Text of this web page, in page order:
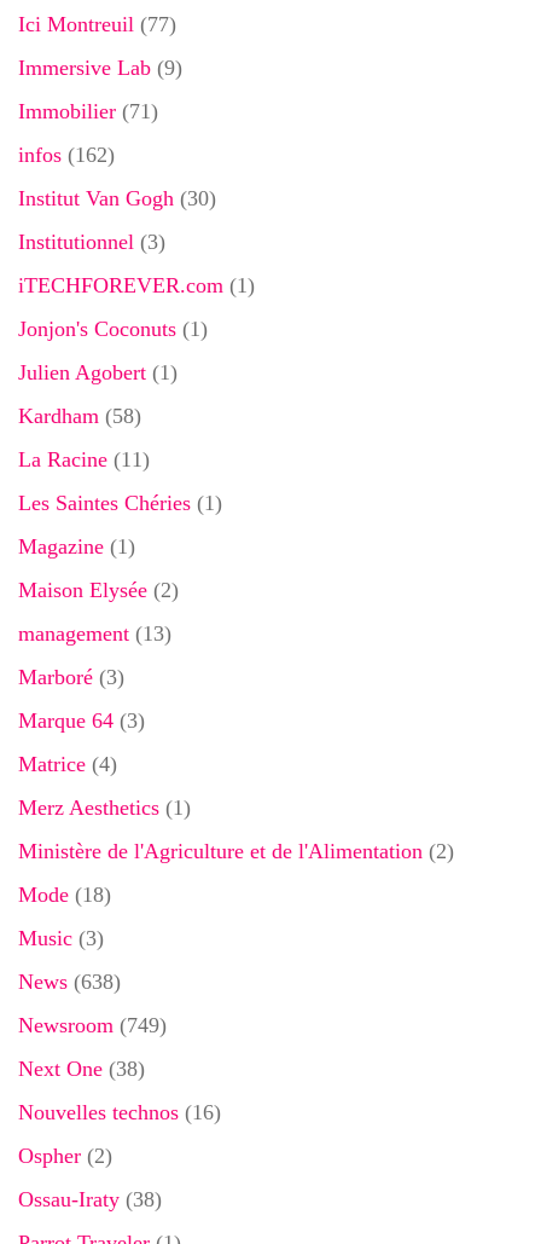
Ici Montreuil (77)
Immersive Lab (9)
Immobilier (71)
infos (162)
Institut Van Gogh (30)
Institutionnel (3)
iTECHFOREVER.com (1)
Jonjon's Coconuts (1)
Julien Agobert (1)
Kardham (58)
La Racine (11)
Les Saintes Chéries (1)
Magazine (1)
Maison Elysée (2)
management (13)
Marboré (3)
Marque 64 (3)
Matrice (4)
Merz Aesthetics (1)
Ministère de l'Agriculture et de l'Alimentation (2)
Mode (18)
Music (3)
News (638)
Newsroom (749)
Next One (38)
Nouvelles technos (16)
Ospher (2)
Ossau-Iraty (38)